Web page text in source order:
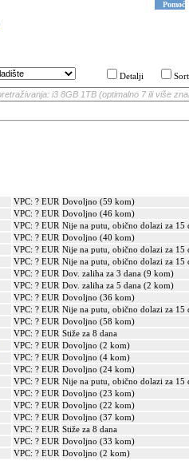
Pomoć
Detalji
VPC: ? EUR Dovoljno (59 kom)
VPC: ? EUR Dovoljno (46 kom)
VPC: ? EUR Nije na putu, obično dolazi za 15
VPC: ? EUR Dovoljno (40 kom)
VPC: ? EUR Nije na putu, obično dolazi za 15
VPC: ? EUR Nije na putu, obično dolazi za 15
VPC: ? EUR Dov. zaliha za 3 dana (9 kom)
VPC: ? EUR Dov. zaliha za 5 dana (2 kom)
VPC: ? EUR Dovoljno (36 kom)
VPC: ? EUR Nije na putu, obično dolazi za 15
VPC: ? EUR Dovoljno (58 kom)
VPC: ? EUR Stiže za 8 dana
VPC: ? EUR Dovoljno (2 kom)
VPC: ? EUR Dovoljno (4 kom)
VPC: ? EUR Dovoljno (24 kom)
VPC: ? EUR Nije na putu, obično dolazi za 15
VPC: ? EUR Dovoljno (23 kom)
VPC: ? EUR Dovoljno (22 kom)
VPC: ? EUR Dovoljno (37 kom)
VPC: ? EUR Stiže za 8 dana
VPC: ? EUR Dovoljno (33 kom)
VPC: ? EUR Dovoljno (2 kom)